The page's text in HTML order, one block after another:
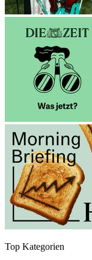
Top Kategorien